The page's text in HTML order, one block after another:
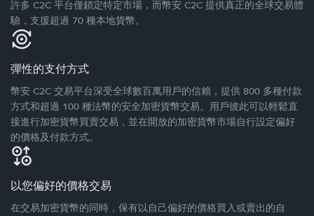
許多 C2C 平台僅鎖定特定市場，而幣安 C2C 提供真正的全球交易體
驗，支援超過 70 種本地貨幣。
彈性的支付方式
幣安 C2C 交易平台深受全球數百萬用戶的信賴，提供 800 多種付款
方式和超過 100 種法幣的安全加密貨幣交易。用戶彼此可以輕鬆直
接進行加密貨幣買賣交易，並在開放的加密貨幣市場自行設定偏好
的價格及付款方式。
以您偏好的價格交易
在交易加密貨幣的同時，保有以自己偏好的價格買入或賣出的自